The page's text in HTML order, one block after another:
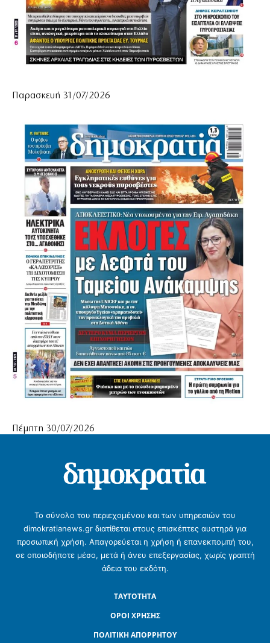
Παρασκευή 31/07/2026
Πέμπτη 30/07/2026
Το σύνολο του περιεχομένου και των υπηρεσιών του
dimokratianews.gr διατίθεται στους επισκέπτες αυστηρά για
προσωπική χρήση. Απαγορεύεται η χρήση ή επανεκπομπή του,
σε οποιοδήποτε μέσο, μετά ή άνευ επεξεργασίας, χωρίς γραπτή
άδεια του εκδότη.
ΤΑΥΤΟΤΗΤΑ
ΟΡΟΙ ΧΡΗΣΗΣ
ΠΟΛΙΤΙΚΗ ΑΠΟΡΡΗΤΟΥ